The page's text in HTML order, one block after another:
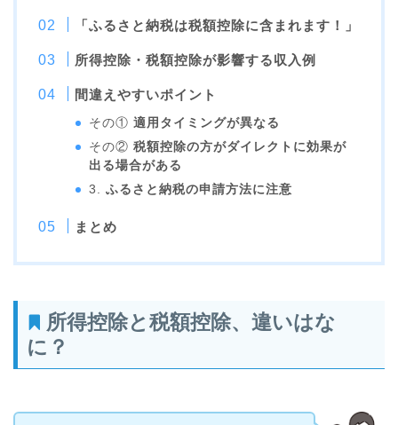
「ふるさと納税は税額控除に含まれます！」
所得控除・税額控除が影響する収入例
間違えやすいポイント
その①適用タイミングが異なる
その②税額控除の方がダイレクトに効果が
出る場合がある
3.ふるさと納税の申請方法に注意
まとめ
所得控除と税額控除、違いはな
に？